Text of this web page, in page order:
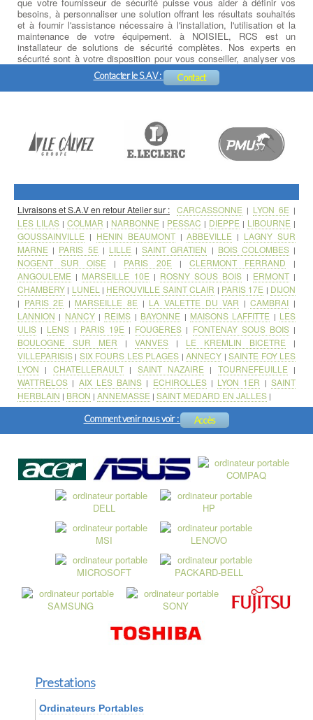
besoins, à personnaliser une solution offrant les résultats souhaités
et à fournir l'assistance nécessaire à l'installation, l'utilisation et la
maintenance de votre équipement. à NOISIEL, RCS est un
installateur de solutions de sécurité complètes. Nos experts en
sécurité sont à votre disposition pour vous conseiller, analyser vos
besoins, concevoir des solutions et réaliser les plans d'installation
de vos équipements de sécurité.
Contacter le S.A.V : Contact
Livraisons et S.A.V en retour Atelier sur : CARCASSONNE | LYON 6E |
LES LILAS | COLMAR | NARBONNE | PESSAC | DIEPPE | LIBOURNE |
GOUSSAINVILLE | HENIN BEAUMONT|ABBEVILLE | LAGNY SUR
MARNE | PARIS 5E | LILLE |SAINT GRATIEN | BOIS COLOMBES|
NOGENT SUR OISE | PARIS 20E | CLERMONT FERRAND |
ANGOULEME | MARSEILLE 10E | ROSNY SOUS BOIS | ERMONT|
CHAMBERY | LUNEL | HEROUVILLE SAINT CLAIR | PARIS 17E | DIJON
| PARIS 2E | MARSEILLE 8E | LA VALETTE DU VAR |CAMBRAI |
LANNION | NANCY| REIMS | BAYONNE | MAISONS LAFFITTE | LES
ULIS | LENS | PARIS 19E | FOUGERES | FONTENAY SOUS BOIS|
BOULOGNE SUR MER | VANVES | LE KREMLIN BICETRE |
VILLEPARISIS | SIX FOURS LES PLAGES |ANNECY |SAINTE FOY LES
LYON | CHATELLERAULT| SAINT NAZAIRE | TOURNEFEUILLE |
WATTRELOS | AIX LES BAINS | ECHIROLLES| LYON 1ER |SAINT
HERBLAIN | BRON | ANNEMASSE | SAINT MEDARD EN JALLES |
Comment venir nous voir : Accès
Prestations
Ordinateurs Portables